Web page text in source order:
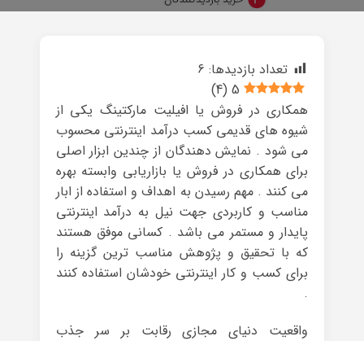
تعداد بازدیدها: 6
5
(
4
)
همکاری در فروش یا افیلیت مارکتینگ یکی از
شیوه های قدیمی کسب درآمد اینترنتی محسوب
می شود . نمایش دهندگان از چندین ابزار اصلی
برای همکاری در فروش یا بازاریابی وابسته بهره
می کنند . مهم رسیدن به اهداف و استفاده از ابار
مناسب و کاربردی جهت نیل به درآمد اینترنتی
پایدار و مستمر می باشد . کسانی موفق هستند
که با تحقیق و پژوهش مناسب ترین گزینه را
برای کسب و کار اینترنتی خودشان استفاده کنند
.
واقعیت دنیای مجازی رقابت بر سر جذب